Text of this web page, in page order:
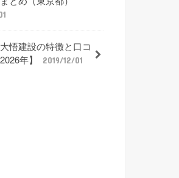
大悟建設の特徴と口コ
年】
2019/12/01